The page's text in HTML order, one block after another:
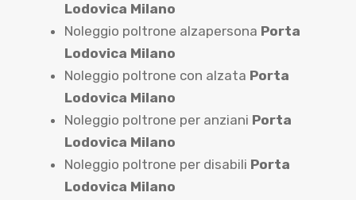
Lodovica Milano
Noleggio poltrone alzapersona Porta
Lodovica Milano
Noleggio poltrone con alzata Porta
Lodovica Milano
Noleggio poltrone per anziani Porta
Lodovica Milano
Noleggio poltrone per disabili Porta
Lodovica Milano